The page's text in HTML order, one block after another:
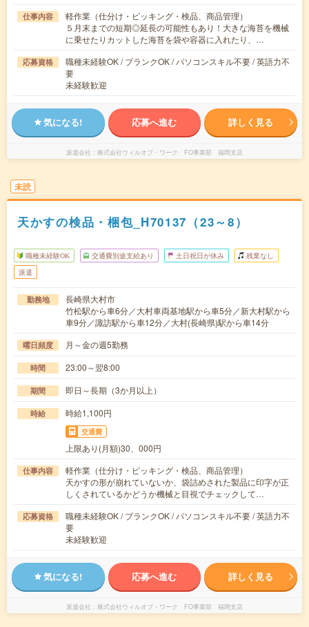
仕事内容
軽作業（仕分け・ピッキング・検品、商品管理）
５月末までの短期◎延長の可能性もあり！大きな海苔を機械
に乗せたりカットした海苔を袋や容器に入れたり、…
応募資格
職種未経験OK / ブランクOK / パソコンスキル不要 / 英語力不
要
未経験歓迎
気になる! 応募へ進む 詳しく見る
派遣会社 株式会社ウィルオブ・ワーク FO事業部 福岡支店
未読
天かすの検品・梱包_H70137（23～8）
職種未経験OK 交通費別途支給あり 土日祝日が休み 残業なし
派遣
勤務地
長崎県大村市
竹松駅から車6分／大村車両基地駅から車5分／新大村駅から
車9分／諏訪駅から車12分／大村(長崎県)駅から車14分
曜日頻度 月～金の週5勤務
時間 23:00～翌8:00
期間 即日～長期（3か月以上）
時給 時給1,100円
交通費
上限あり(月額)30、000円
仕事内容
軽作業（仕分け・ピッキング・検品、商品管理）
天かすの形が崩れていないか、袋詰めされた製品に印字が正
しくされているかどうか機械と目視でチェックして…
応募資格
職種未経験OK / ブランクOK / パソコンスキル不要 / 英語力不
要
未経験歓迎
気になる! 応募へ進む 詳しく見る
派遣会社 株式会社ウィルオブ・ワーク FO事業部 福岡支店